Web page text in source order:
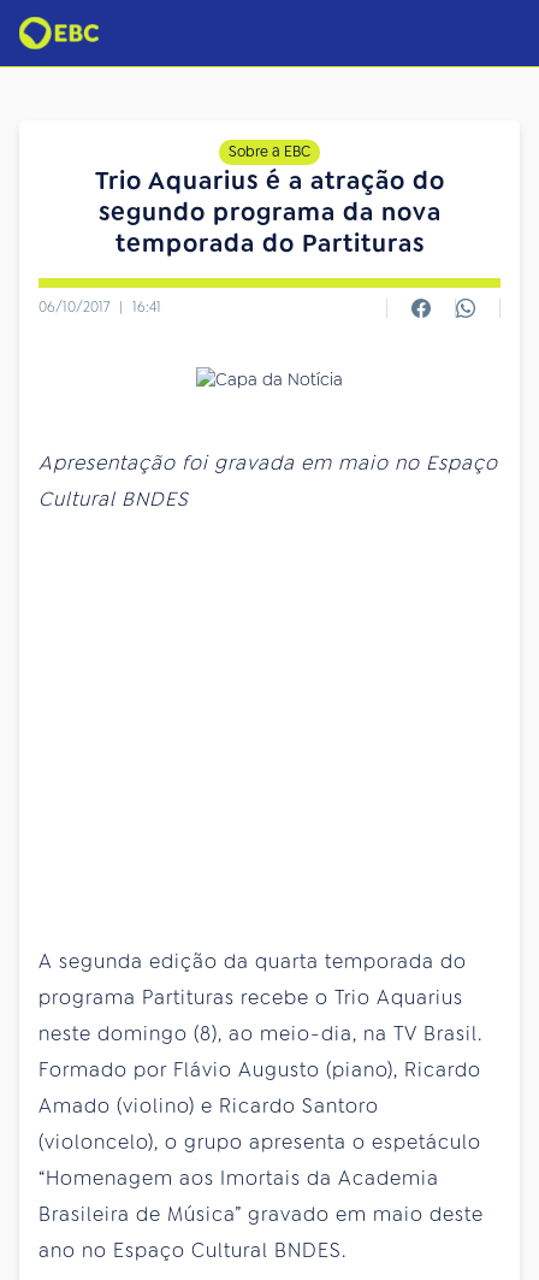
Sobre a EBC
Trio Aquarius é a atração do
segundo programa da nova
temporada do Partituras
06/10/2017 | 16:41
Apresentação foi gravada em maio no Espaço
Cultural BNDES
A segunda edição da quarta temporada do
programa Partituras recebe o Trio Aquarius
neste domingo (8), ao meio-dia, na TV Brasil.
Formado por Flávio Augusto (piano), Ricardo
Amado (violino) e Ricardo Santoro
(violoncelo), o grupo apresenta o espetáculo
“Homenagem aos Imortais da Academia
Brasileira de Música” gravado em maio deste
ano no Espaço Cultural BNDES.